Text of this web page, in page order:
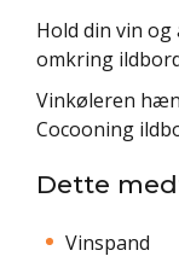
Hold din vin
omkring
Vinkøleren
Cocooning
Dette
Vinspand